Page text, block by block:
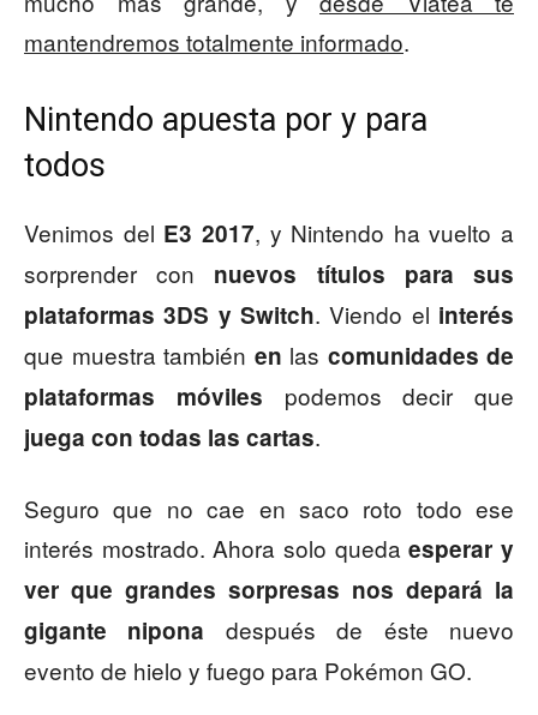
mantendremos totalmente informado.
Nintendo apuesta por y para
todos
Venimos del E3 2017, y Nintendo ha vuelto a
sorprender con nuevos títulos para sus
plataformas 3DS y Switch. Viendo el interés
que muestra también en las comunidades de
plataformas móviles podemos decir que
juega con todas las cartas.
Seguro que no cae en saco roto todo ese
interés mostrado. Ahora solo quedaesperar y
ver que grandes sorpresas nos depará la
gigante nipona después de éste nuevo
evento de hielo y fuego para Pokémon GO.